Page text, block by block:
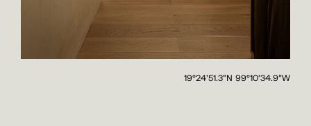
19°24'51.3"N 99°10'34.9"W